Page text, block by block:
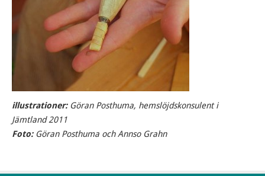
illustrationer:Göran Posthuma, hemslöjdskonsulent i
Jämtland 2011
Foto:Göran Posthuma och Annso Grahn